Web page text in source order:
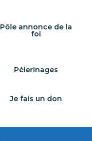
Pôle annonce de la
foi
Pélerinages
Je fais un don